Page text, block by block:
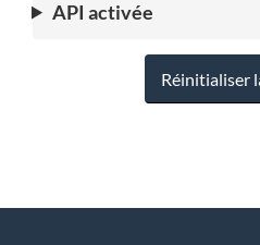
API activée
Réinitialiser
D